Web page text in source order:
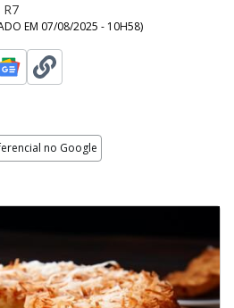
EM 07/08/2025 - 10H58)
no Google